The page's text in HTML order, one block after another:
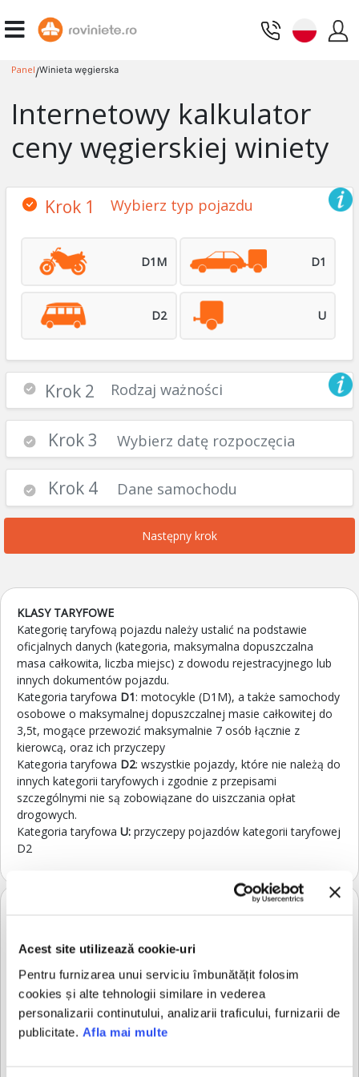
Acest site utilizează cookie-uri
Pentru furnizarea unui serviciu îmbunătățit folosim
cookies și alte tehnologii similare in vederea
personalizarii continutului, analizarii traficului, furnizarii de
publicitate. Afla mai multe
Panel/Winieta węgierska
Internetowy kalkulator
ceny węgierskiej winiety
Krok 1 Wybierz typ pojazdu
D1M D1
D2 U
Krok 2 Rodzaj ważności
Krok 3 Wybierz datę rozpoczęcia
Krok 4 Dane samochodu
Następny krok
KLASY TARYFOWE
Kategorię taryfową pojazdu należy ustalić na podstawie
oficjalnych danych (kategoria, maksymalna dopuszczalna
masa całkowita, liczba miejsc) z dowodu rejestracyjnego lub
innych dokumentów pojazdu.
Kategoria taryfowa D1: motocykle (D1M), a także samochody
osobowe o maksymalnej dopuszczalnej masie całkowitej do
3,5t, mogące przewozić maksymalnie 7 osób łącznie z
kierowcą, oraz ich przyczepy
Kategoria taryfowa D2: wszystkie pojazdy, które nie należą do
innych kategorii taryfowych i zgodnie z przepisami
szczególnymi nie są zobowiązane do uiszczania opłat
drogowych.
Kategoria taryfowa U: przyczepy pojazdów kategorii taryfowej
D2
kupującego, przez okres 9 dni, łącznie 10 kolejnych dni
Winieta miesięczna: ważna od daty początkowej wskazanej
przez kupującego do godziny 24:00 tego samego dnia
(numeru) w następnym miesiącu. Jeśli taki dzień nie istnieje w
miesiącu wygaśnięcia, winieta jest ważna do godziny 24:00
ostatniego dnia tego miesiąca.